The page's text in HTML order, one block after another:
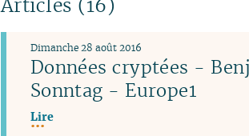
Articles (16)
Données cryptées -
Sonntag - Europe1
Dimanche 28 août 2016
Lire